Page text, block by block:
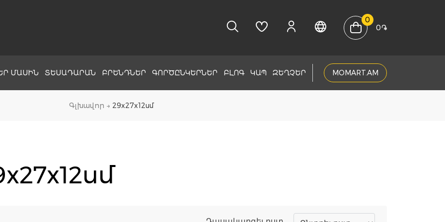
0
0֏
ՄԱՍԻՆ ՏԵՍԱԴԱՐԱՆ ԲՐԵՆԴՆԵՐ ԳՈՐԾԸՆԿԵՐՆԵՐ ԲԼՈԳ ԿԱՊ ԶԵՂՉԵՐ MOMART.AM
Գլխավոր → 29x27x12սմ